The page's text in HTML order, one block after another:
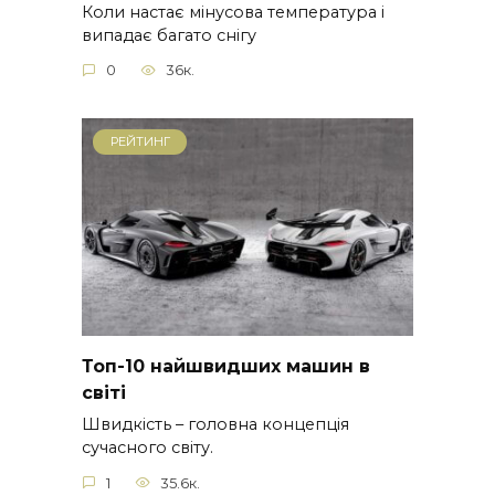
Коли настає мінусова температура і
випадає багато снігу
0 36к.
РЕЙТИНГ
Топ-10 найшвидших машин в
світі
Швидкість – головна концепція
сучасного світу.
1 35.6к.